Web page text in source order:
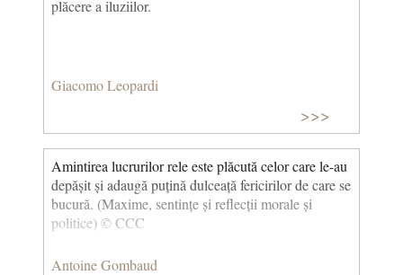
plăcere a iluziilor.
Giacomo Leopardi
>>>
Amintirea lucrurilor rele este plăcută celor care le-au
depășit și adaugă puțină dulceață fericirilor de care se
bucură. (Maxime, sentințe și reflecții morale și
politice) © CCC
Antoine Gombaud